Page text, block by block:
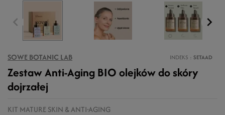
SOWE BOTANIC LAB INDEKS SETAAD
Zestaw Anti-Aging BIO olejków do skóry
dojrzałej
KIT MATURE SKIN & ANTI-AGING